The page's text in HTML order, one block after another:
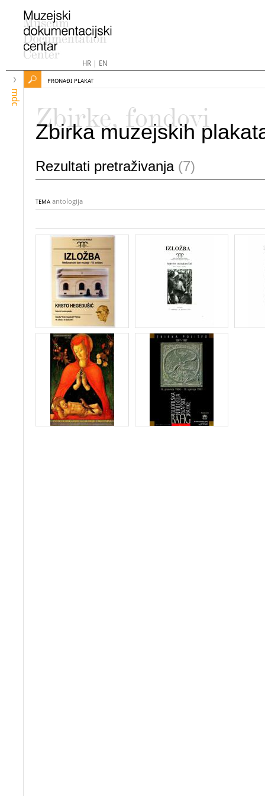
HR| EN
mdc
PRONAĐI PLAKAT
Zbirke, fondovi
Zbirka muzejskih
Rezultati pretraživanja (7)
TEMA antologija